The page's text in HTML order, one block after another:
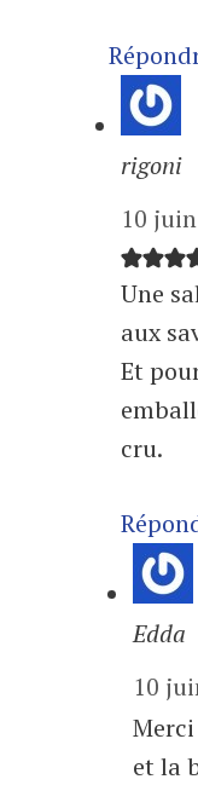
rigoni
10
Une
aux
Et
cru.
Edda
10
et la